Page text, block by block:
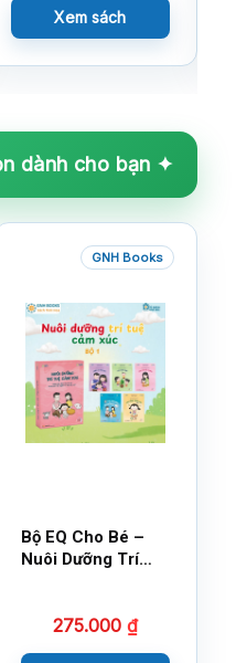
Xem sách
dành cho bạn ✦
GNH Books
Bộ EQ Cho Bé –
Nuôi Dưỡng Trí
275.000 ₫